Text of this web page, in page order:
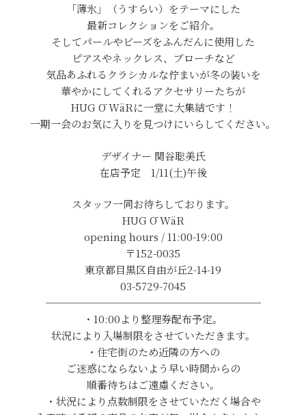
「薄氷」（うすらい）をテーマにした
最新コレクションをご紹介。
そしてパールやビーズをふんだんに使用した
ピアスやネックレス、ブローチなど
気品あふれるクラシカルな佇まいが冬の装いを
華やかにしてくれるアクセサリーたちが
HUG Ō WäRに一堂に大集結です！
一期一会のお気に入りを見つけにいらしてください。
デザイナー 関谷聡美氏
在店予定 1/11(土)午後
スタッフ一同お待ちしております。
HUG Ō WäR
opening hours / 11:00-19:00
〒152-0035
東京都目黒区自由が丘2-14-19
03-5729-7045
─────────────────────
・10:00より整理券配布予定。
状況により入場制限をさせていただきます。
・住宅街のため近隣の方への
ご迷惑にならないよう早い時間からの
順番待ちはご遠慮ください。
・状況により点数制限をさせていただく場合や